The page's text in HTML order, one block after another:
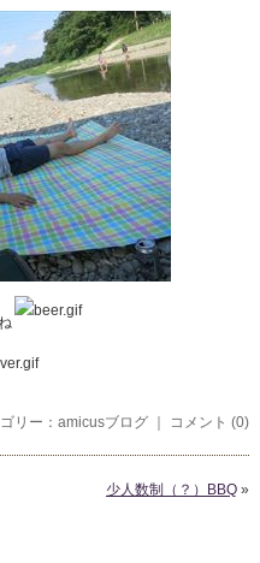
リー：amicusブログ コメント (0)
少人数制（？）BBQ »